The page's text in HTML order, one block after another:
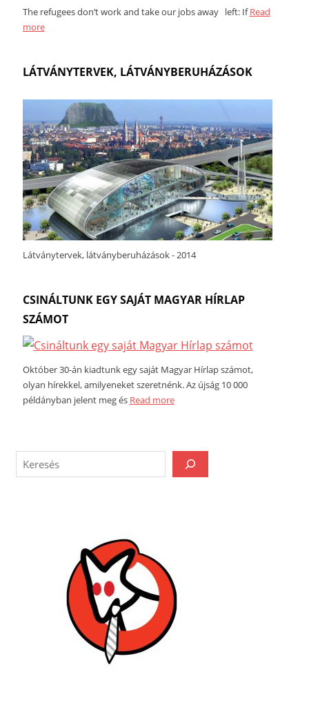
The refugees don’t work and take our jobs away left: IfRead
more
LÁTVÁNYTERVEK, LÁTVÁNYBERUHÁZÁSOK
Látványtervek, látványberuházások - 2014
CSINÁLTUNK EGY SAJÁT MAGYAR HÍRLAP
SZÁMOT
Október 30-án kiadtunk egy saját Magyar Hírlap számot,
olyan hírekkel, amilyeneket szeretnénk. Az újság 10 000
példányban jelent meg és Read more